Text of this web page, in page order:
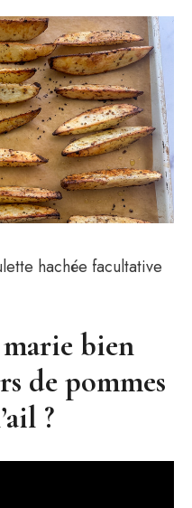
hachée facultative
marie bien
de pommes
?